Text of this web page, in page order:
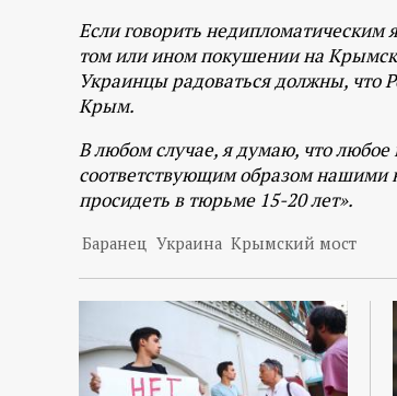
Если говорить недипломатическим
том или ином покушении на
Украинцы радоваться должны, что
Крым.
В любом случае, я думаю, что
соответствующим образом нашими
просидеть в тюрьме 15-20 лет».
Баранец Украина Крымский мост